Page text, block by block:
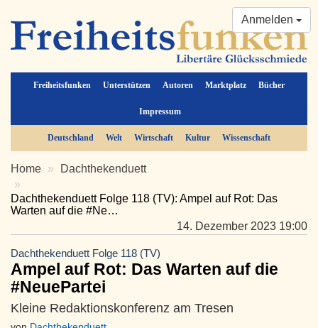
Freiheitsfunken Unterstützen Autoren Marktplatz Bücher
Impressum
Anmelden
Deutschland Welt Wirtschaft Kultur Wissenschaft
Home Dachthekenduett
Dachthekenduett Folge 118 (TV): Ampel auf Rot: Das
Warten auf die #Ne…
14. Dezember 2023 19:00
Dachthekenduett Folge 118 (TV)
Ampel auf Rot: Das Warten auf die
#NeuePartei
Kleine Redaktionskonferenz am Tresen